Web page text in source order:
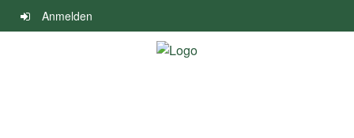
Navigation
überspringen
Anmelden